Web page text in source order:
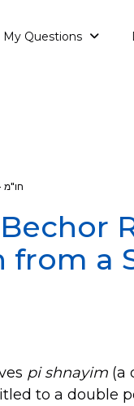
My Questions
חו"מ
a
pi shnayim (a
to a double